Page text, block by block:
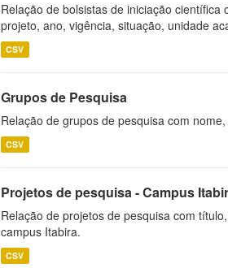
Relação de bolsistas de iniciação
projeto, ano, vigência, situação, unidade
CSV
Grupos de Pesquisa
Relação de grupos de pesquisa com
CSV
Projetos de pesquisa - Campus
Relação de projetos de pesquisa com
campus Itabira.
CSV